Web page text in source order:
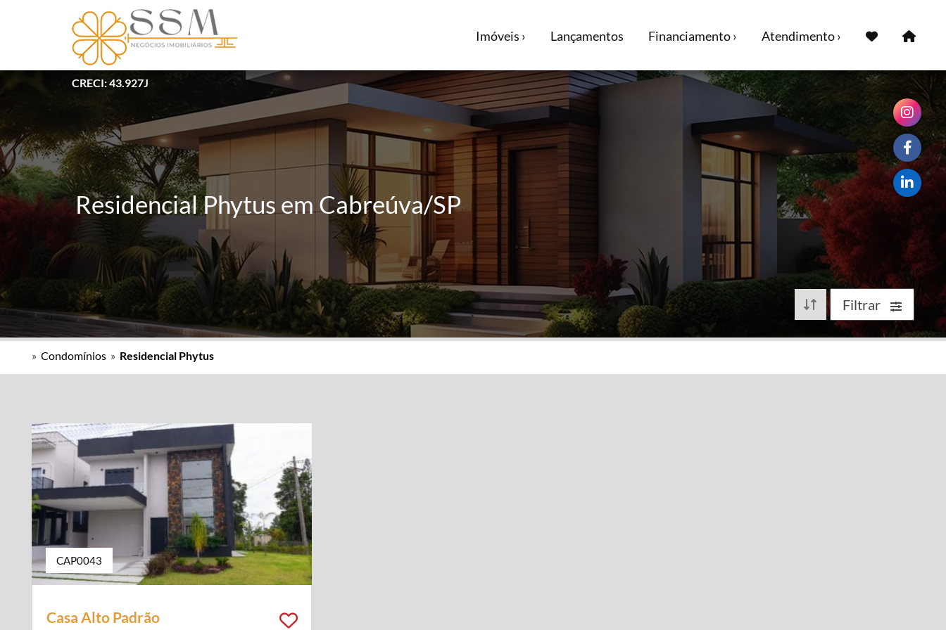
CRECI: 43.927J
Imóveis › Lançamentos Financiamento › Atendimento ›
Residencial Phytus em Cabreúva/SP
Filtrar
» Condomínios » Residencial Phytus
CAP0043
Casa Alto Padrão